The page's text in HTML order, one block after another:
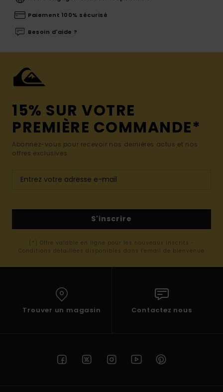
Paiement 100% sécurisé
Besoin d'aide ?
15% SUR VOTRE
PREMIÈRE COMMANDE*
Abonnez-vous pour recevoir nos dernières actus et nos
offres exclusives.
S'inscrire
(*) Offre valable en ligne pour les nouveaux inscrits -
Conditions détaillées disponibles dans l'email de bienvenue
Trouver un magasin Contactez nous